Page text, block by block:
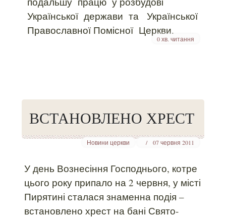
Української держави та Української
Православної Помісної Церкви.
0 хв. читання
ВСТАНОВЛЕНО ХРЕСТ
Новини церкви 07 червня 2011
У день Вознесіння Господнього, котре
цього року припало на 2 червня, у місті
Пирятині сталася знаменна подія –
встановлено хрест на бані Свято-